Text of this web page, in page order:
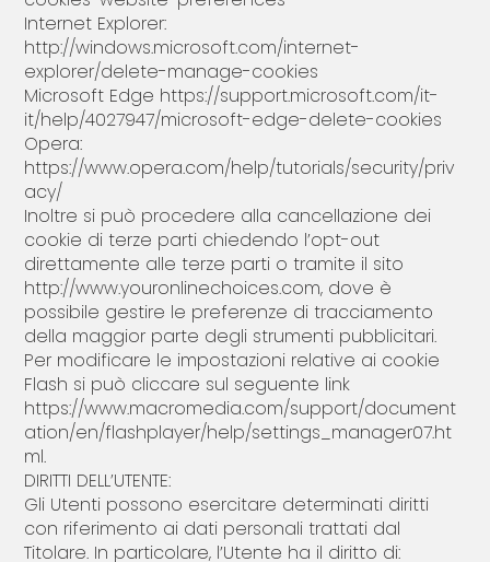
Internet Explorer:
http://windows.microsoft.com/internet-
explorer/delete-manage-cookies
Microsoft Edge https://support.microsoft.com/it-
it/help/4027947/microsoft-edge-delete-cookies
Opera:
https://www.opera.com/help/tutorials/security/priv
acy/
Inoltre si può procedere alla cancellazione dei
cookie di terze parti chiedendo l’opt-out
direttamente alle terze parti o tramite il sito
http://www.youronlinechoices.com, dove è
possibile gestire le preferenze di tracciamento
della maggior parte degli strumenti pubblicitari.
Per modificare le impostazioni relative ai cookie
Flash si può cliccare sul seguente link
https://www.macromedia.com/support/document
ation/en/flashplayer/help/settings_manager07.ht
ml.
DIRITTI DELL’UTENTE:
Gli Utenti possono esercitare determinati diritti
con riferimento ai dati personali trattati dal
Titolare. In particolare, l’Utente ha il diritto di: